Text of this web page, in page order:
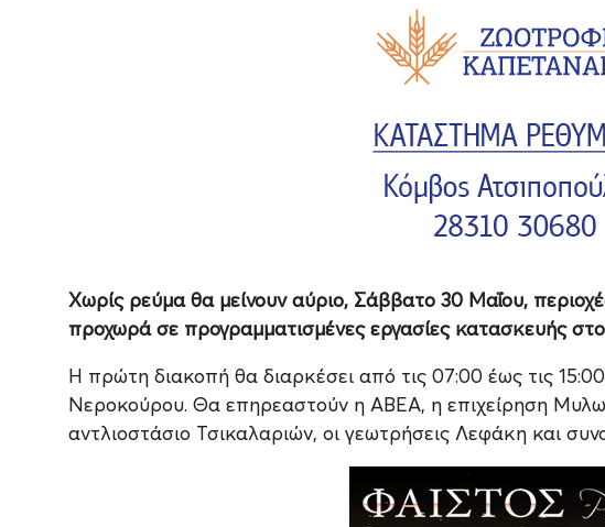
Χωρίς ρεύμα θα μείνουν αύριο, Σάββατο 30 Μαΐου,
προχωρά σε προγραμματισμένες εργασίες κατασκευής στο
Η πρώτη διακοπή θα διαρκέσει από τις 07:00 έως τις
Νεροκούρου. Θα επηρεαστούν η ΑΒΕΑ, η επιχείρηση
αντλιοστάσιο Τσικαλαριών, οι γεωτρήσεις Λεφάκη και